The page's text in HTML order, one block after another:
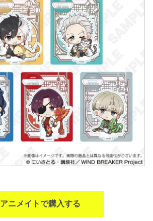
アニメイトで購入する